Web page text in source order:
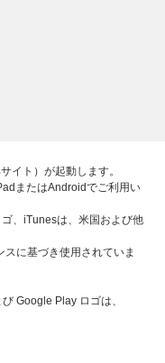
イト）が起動します。
またはAndroidでご利用い
、iTunesは、米国および他
に基づき使用されていま
Google Play ロゴは、